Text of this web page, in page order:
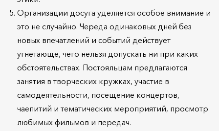
Организации досуга уделяется особое внимание и
это не случайно. Череда одинаковых дней без
новых впечатлений и событий действует
угнетающе, чего нельзя допускать ни при каких
обстоятельствах. Постояльцам предлагаются
занятия в творческих кружках, участие в
самодеятельности, посещение концертов,
чаепитий и тематических мероприятий, просмотр
любимых фильмов и передач.